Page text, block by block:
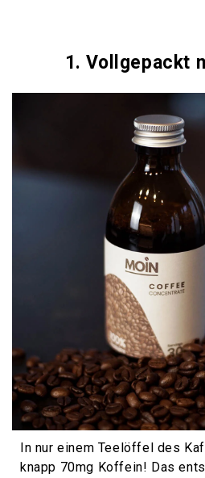
1. Vollgepackt
In nur einem Teelöffel des
knapp 70mg Koffein! Das